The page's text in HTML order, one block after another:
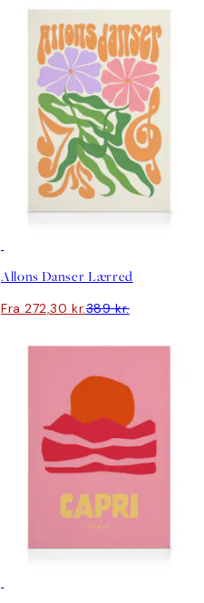
Allons Danser Lærred
Fra 272,30 kr.389 kr.